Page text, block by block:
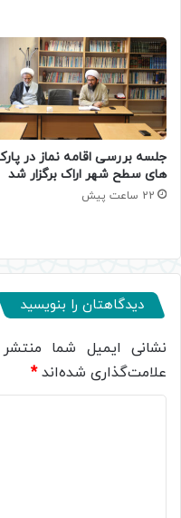
جلسه بررسی اقامه نماز در
های سطح شهر اراک برگزار شد
22 ساعت پیش
دیدگاهتان را بنویسید
نشانی ایمیل شما
علامت‌گذاری شده‌اند*